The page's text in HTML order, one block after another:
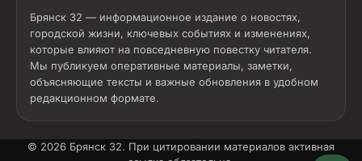
Брянск 32 — информационное издание о новостях,
городской жизни, ключевых событиях и изменениях,
которые влияют на повседневную повестку читателя.
Мы публикуем оперативные материалы, заметки,
объясняющие тексты и важные обновления в удобном
редакционном формате.
© 2026 Брянск 32. При цитировании материалов активная